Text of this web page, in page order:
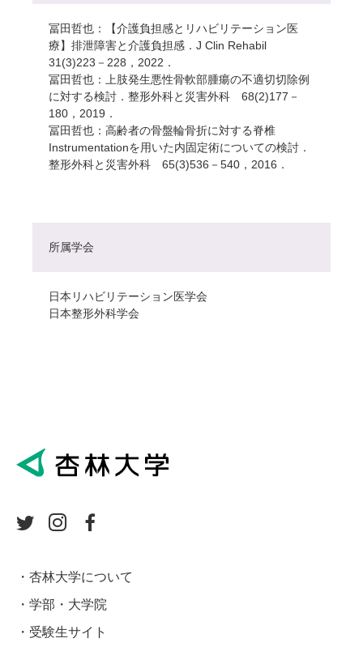
冨田哲也：【介護負担感とリハビリテーション医
療】排泄障害と介護負担感．J Clin Rehabil
31(3)223－228，2022．
冨田哲也：上肢発生悪性骨軟部腫瘍の不適切切除例
に対する検討．整形外科と災害外科 68(2)177－
180，2019．
冨田哲也：高齢者の骨盤輪骨折に対する脊椎
Instrumentationを用いた内固定術についての検討．
整形外科と災害外科 65(3)536－540，2016．
所属学会
日本リハビリテーション医学会
日本整形外科学会
杏林大学について
学部・大学院
受験生サイト